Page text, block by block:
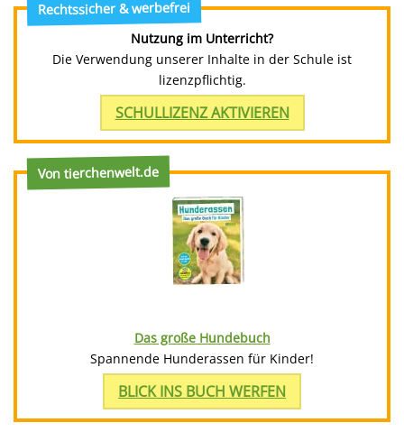
Rechtssicher & werbefrei
Nutzung im Unterricht?
Die Verwendung unserer Inhalte in der Schule ist
lizenzpflichtig.
SCHULLIZENZ AKTIVIEREN
Von tierchenwelt.de
Das große Hundebuch
Spannende Hunderassen für Kinder!
BLICK INS BUCH WERFEN